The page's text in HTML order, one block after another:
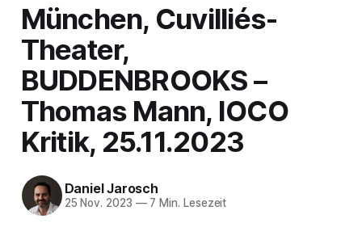
München, Cuvilliés-
Theater,
BUDDENBROOKS –
Thomas Mann, IOCO
Kritik, 25.11.2023
Daniel Jarosch
25 Nov. 2023 —7 Min. Lesezeit